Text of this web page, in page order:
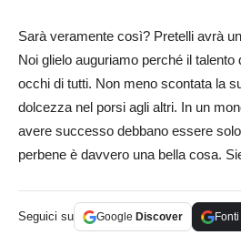
Sarà veramente così? Pretelli avrà
Noi glielo auguriamo perché il talento
occhi di tutti. Non meno scontata la
dolcezza nel porsi agli altri. In un
avere successo debbano essere
perbene è davvero una bella cosa.
Seguici su Google Discover Fonti